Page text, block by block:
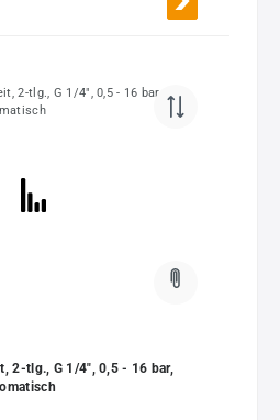
2-tlg., G 1/4", 0,5 - 16 bar,